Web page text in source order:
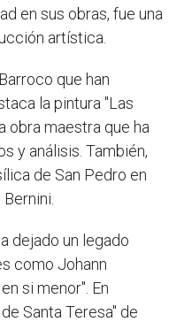
en sus obras, fue una
artística.
que han
la pintura "Las
obra maestra que ha
y análisis. También,
de San Pedro en
dejado un legado
como Johann
si menor". En
Santa Teresa" de